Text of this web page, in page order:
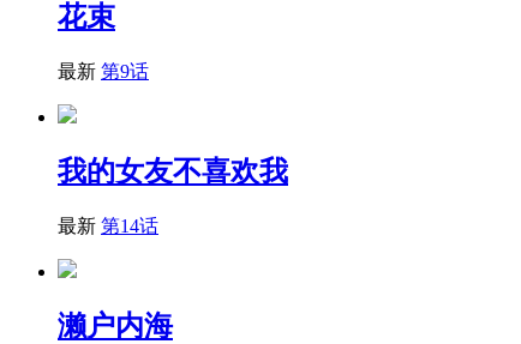
花束
最新 第9话
我的女友不喜欢我
最新 第14话
濑户内海